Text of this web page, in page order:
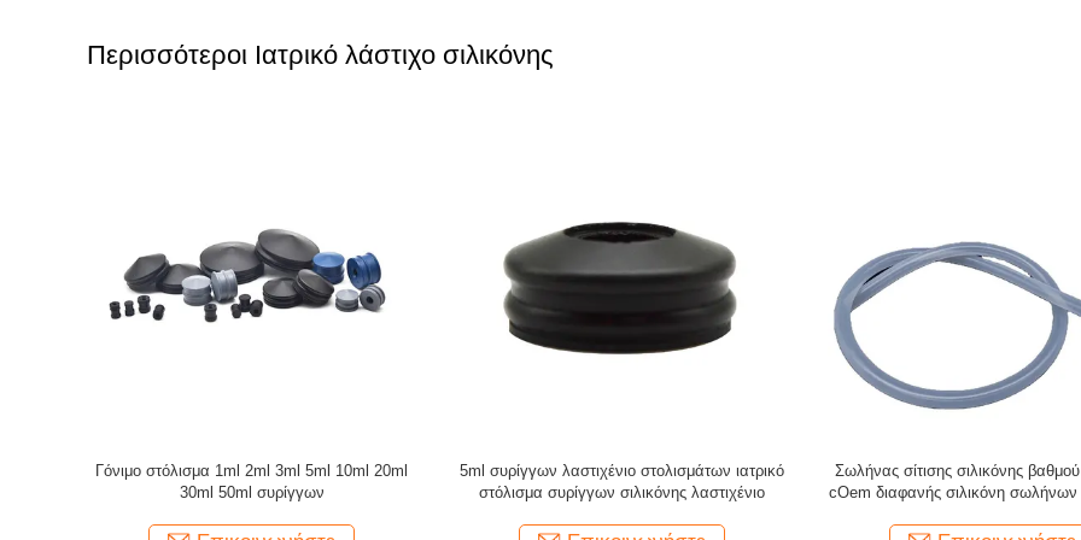
Περισσότεροι Ιατρικό λάστιχο σιλικόνης
20mm ISO Bromobutyl πωμάτων ιατρικό
βούλωμα πωμάτων σιλικόνης λαστιχένιο
Υψηλής θερμοκρασίας ιατρικός Endotracheal
σωλήνας σιλικόνης cOem σωλήνων σιλικόνης
Λαστιχένια ιατρική ελαστική
σιλικόνης σωλήνων εγχύσεων